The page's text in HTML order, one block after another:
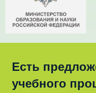
Есть
учебного